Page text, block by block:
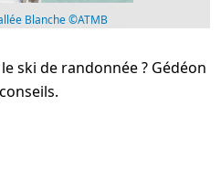
Blanche ©ATMB
ski de randonnée ? Gédéon